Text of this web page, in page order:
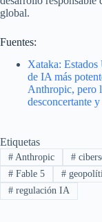
global.
Fuentes:
Xataka:
de IA más
Anthropic, pero
desconcertante
Etiquetas
#Anthropic #
#Fable 5 #
#regulación IA